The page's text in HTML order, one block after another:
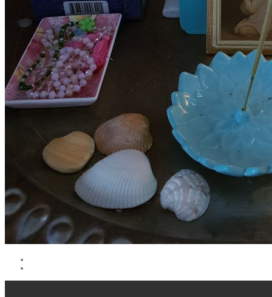
EVENEMANG
MOTIVATION
SKOLOR & FÖRETAG
MIN ROMAN!